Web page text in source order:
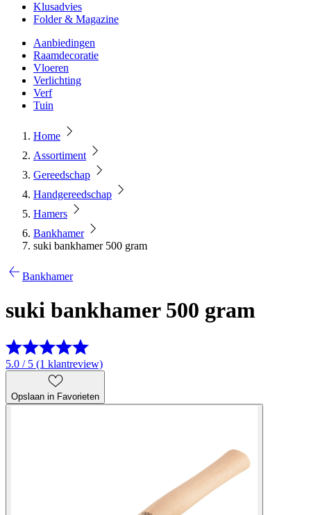
Klusadvies
Folder & Magazine
Aanbiedingen
Raamdecoratie
Vloeren
Verlichting
Verf
Tuin
Home
Assortiment
Gereedschap
Handgereedschap
Hamers
Bankhamer
suki bankhamer 500 gram
Bankhamer
suki bankhamer 500 gram
5.0 / 5 (1 klantreview)
Opslaan in Favorieten